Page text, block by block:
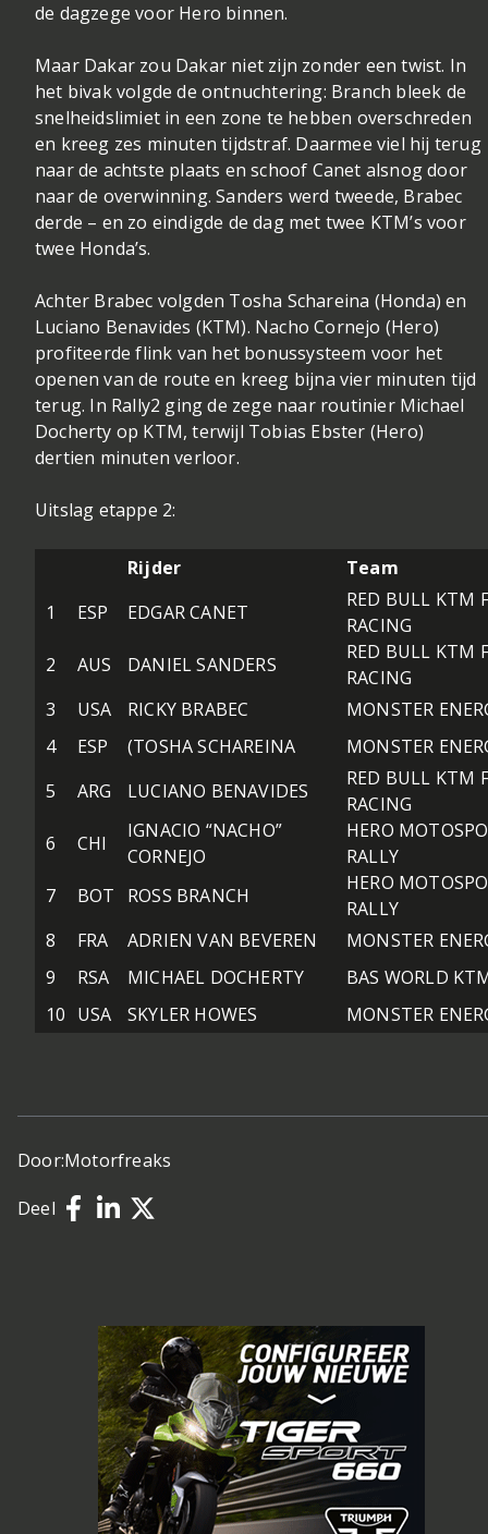
de dagzege voor Hero binnen.
Maar Dakar zou Dakar niet zijn zonder een twist. In
het bivak volgde de ontnuchtering: Branch bleek de
snelheidslimiet in een zone te hebben overschreden
en kreeg zes minuten tijdstraf. Daarmee viel hij terug
naar de achtste plaats en schoof Canet alsnog door
naar de overwinning. Sanders werd tweede, Brabec
derde – en zo eindigde de dag met twee KTM’s voor
twee Honda’s.
Achter Brabec volgden Tosha Schareina (Honda) en
Luciano Benavides (KTM). Nacho Cornejo (Hero)
profiteerde flink van het bonussysteem voor het
openen van de route en kreeg bijna vier minuten tijd
terug. In Rally2 ging de zege naar routinier Michael
Docherty op KTM, terwijl Tobias Ebster (Hero)
dertien minuten verloor.
Uitslag etappe 2:
Rijder
Team
1
ESP EDGAR CANET
RED BULL KTM
RACING
2
AUS DANIEL SANDERS
RED BULL KTM
RACING
3
USA RICKY BRABEC
MONSTER
4
ESP (TOSHA SCHAREINA
MONSTER
5
ARG LUCIANO BENAVIDES
RED BULL KTM
RACING
6
CHI
IGNACIO “NACHO”
CORNEJO
HERO
RALLY
7
BOT ROSS BRANCH
HERO
RALLY
8
FRA ADRIEN VAN BEVEREN
MONSTER
9
RSA MICHAEL DOCHERTY
BAS WORLD
10 USA SKYLER HOWES MONSTER
Door:Motorfreaks
Deel